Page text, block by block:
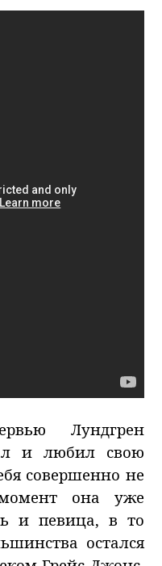
Лундгрен
и любил свою
совершенно не
она уже
и певица, в то
остался